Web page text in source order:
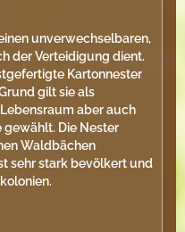
unverwechselbaren,
der Verteidigung dient.
Kartonnester
gilt sie als
aber auch
Die Nester
Waldbächen
sehr stark bevölkert und